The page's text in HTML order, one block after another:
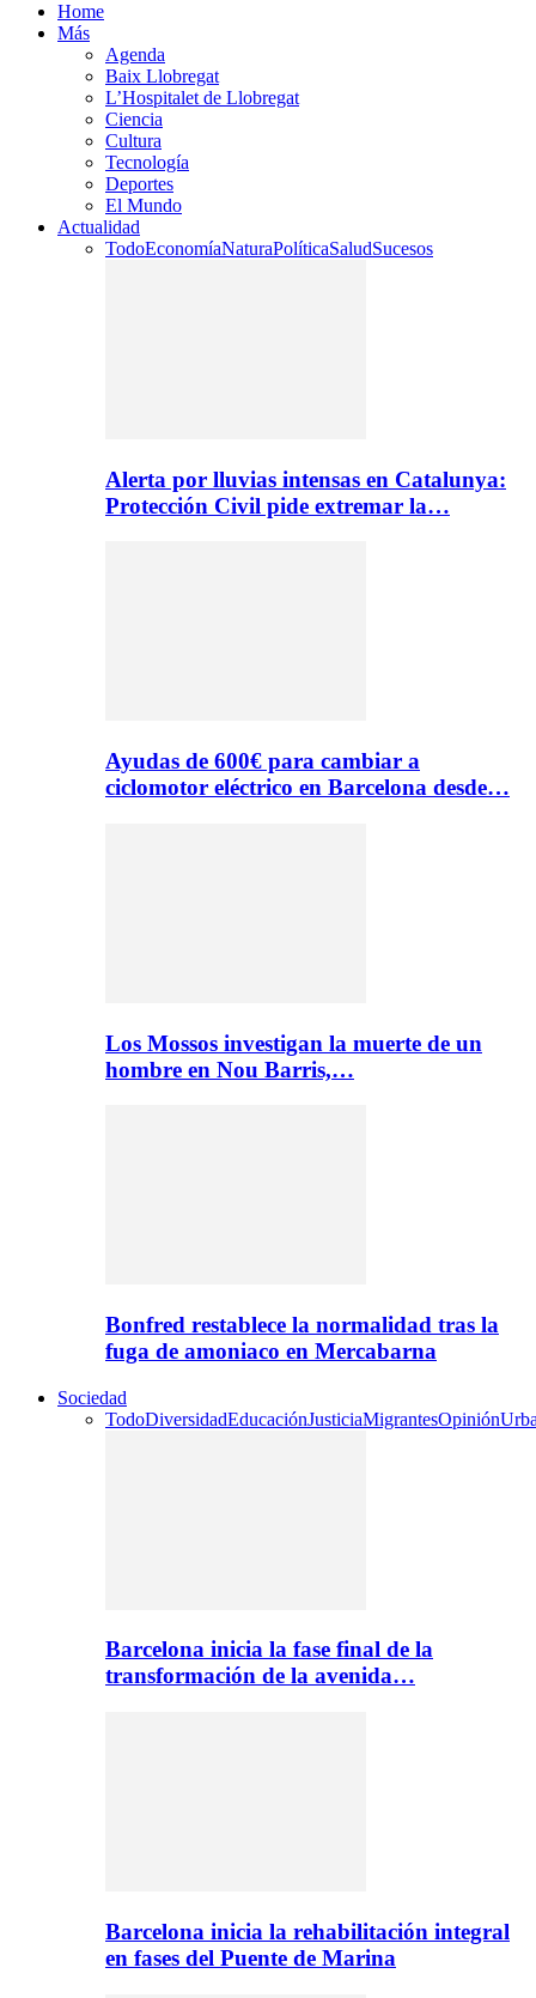
Home
Más
Agenda
Baix Llobregat
L’Hospitalet de Llobregat
Ciencia
Cultura
Tecnología
Deportes
El Mundo
Actualidad
TodoEconomíaNaturaPolíticaSaludSucesos
Alerta por lluvias intensas en Catalunya:
Protección Civil pide extremar la…
Ayudas de 600€ para cambiar a
ciclomotor eléctrico en Barcelona desde…
Los Mossos investigan la muerte de un
hombre en Nou Barris,…
Bonfred restablece la normalidad tras la
fuga de amoniaco en Mercabarna
Sociedad
TodoDiversidadEducaciónJusticiaMigrantesOpinión
Barcelona inicia la fase final de la
transformación de la avenida…
Barcelona inicia la rehabilitación integral
en fases del Puente de Marina